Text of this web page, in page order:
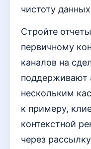
чистоту
Стройте
первичному
каналов на
поддерживают
нескольким
к примеру,
контекстной
через